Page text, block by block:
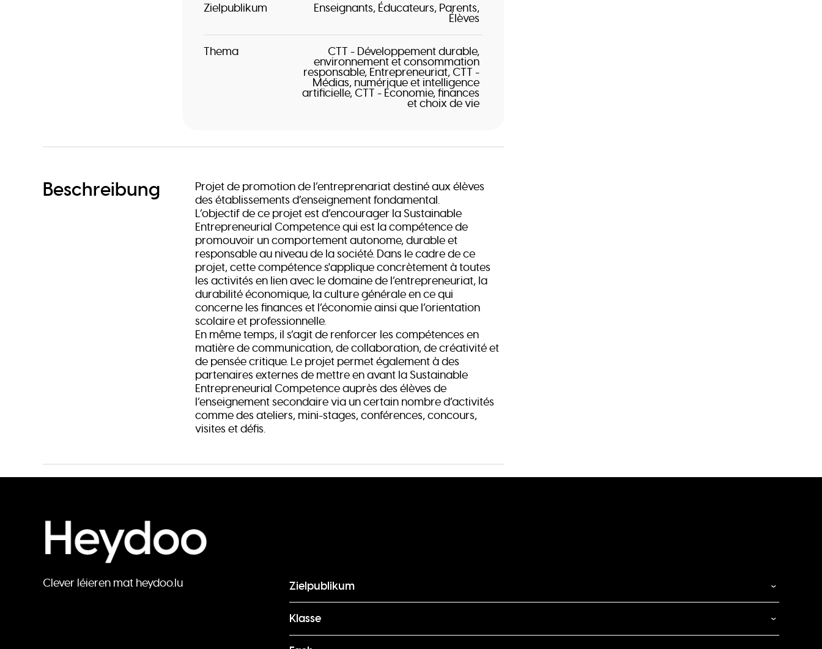
Zielpublikum Enseignants Éducateurs Parents
Élèves
Thema CTT - Développement durable,
environnement et consommation
responsable Entrepreneuriat CTT -
Médias, numérique et intelligence
artificielle CTT - Économie, finances
et choix de vie
Beschreibung
Projet de promotion de l’entreprenariat destiné aux élèves
des établissements d’enseignement fondamental.
L’objectif de ce projet est d’encourager la Sustainable
Entrepreneurial Competence qui est la compétence de
promouvoir un comportement autonome, durable et
responsable au niveau de la société. Dans le cadre de ce
projet, cette compétence s'applique concrètement à toutes
les activités en lien avec le domaine de l’entrepreneuriat, la
durabilité économique, la culture générale en ce qui
concerne les finances et l’économie ainsi que l’orientation
scolaire et professionnelle.
En même temps, il s’agit de renforcer les compétences en
matière de communication, de collaboration, de créativité et
de pensée critique. Le projet permet également à des
partenaires externes de mettre en avant la Sustainable
Entrepreneurial Competence auprès des élèves de
l’enseignement secondaire via un certain nombre d’activités
comme des ateliers, mini-stages, conférences, concours,
visites et défis.
Clever léieren mat heydoo.lu Zielpublikum
Klasse